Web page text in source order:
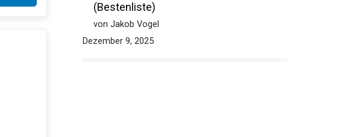
(Bestenliste)
von Jakob Vogel
Dezember 9, 2025